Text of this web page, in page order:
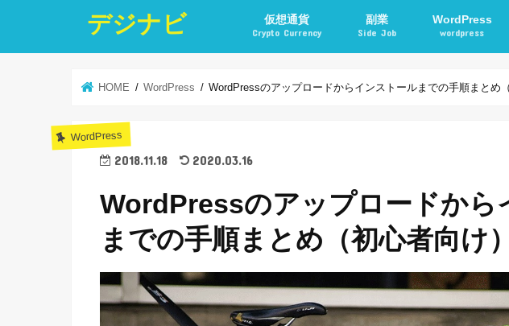
デジナビ 仮想通貨
Crypto Currency
副業
Side Job
WordPress
wordpress
HOME WordPress WordPressのアップロードからインストールまでの手順まとめ
WordPress
2018.11.18 2020.03.16
WordPressのアップロードから
までの手順まとめ（初心者向け）